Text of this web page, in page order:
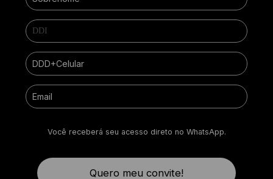
Quero meu convite!
Você receberá seu acesso direto no WhatsApp.